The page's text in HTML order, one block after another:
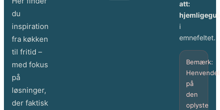
du
inspiration
fra køkken
til fritid –
med fokus
på
løsninger,
der faktisk
att:
i
emnefeltet.
Bemærk:
på
den
oplyste